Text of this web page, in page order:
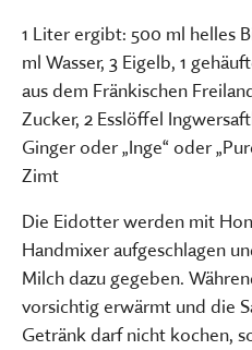
1 Liter ergibt: 500 ml helles
ml Wasser, 3 Eigelb, 1
aus dem Fränkischen
Zucker, 2 Esslöffel
Ginger oder „Inge“ oder
Zimt
Die Eidotter werden mit
Handmixer aufgeschlagen
Milch dazu gegeben.
vorsichtig erwärmt und die
Getränk darf nicht kochen,